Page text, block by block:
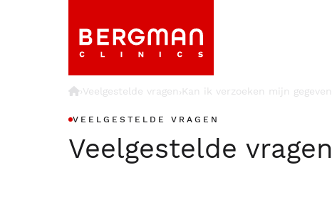
›Veelgestelde vragen›Kan ik verzoeken mijn
VEELGESTELDE VRAGEN
Veelgestelde vragen